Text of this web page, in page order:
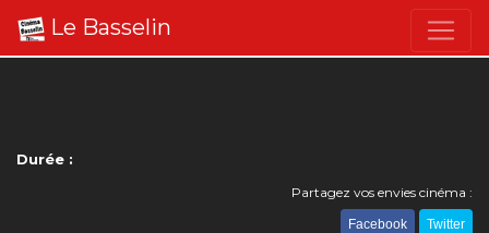
Le Basselin
Durée :
Partagez vos envies cinéma :
Facebook Twitter